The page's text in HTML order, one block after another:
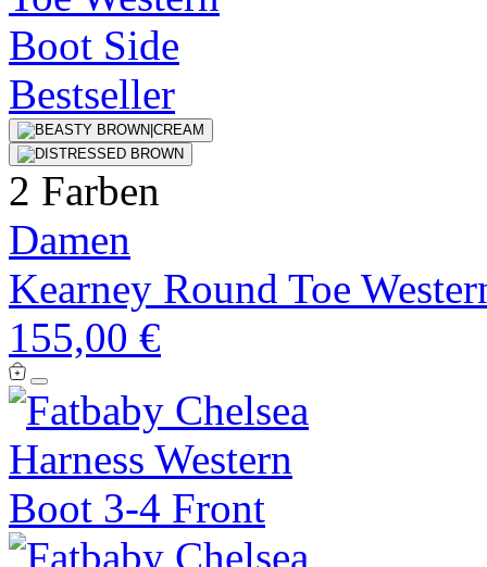
Bestseller
2 Farben
Damen
Kearney Round Toe
155,00 €